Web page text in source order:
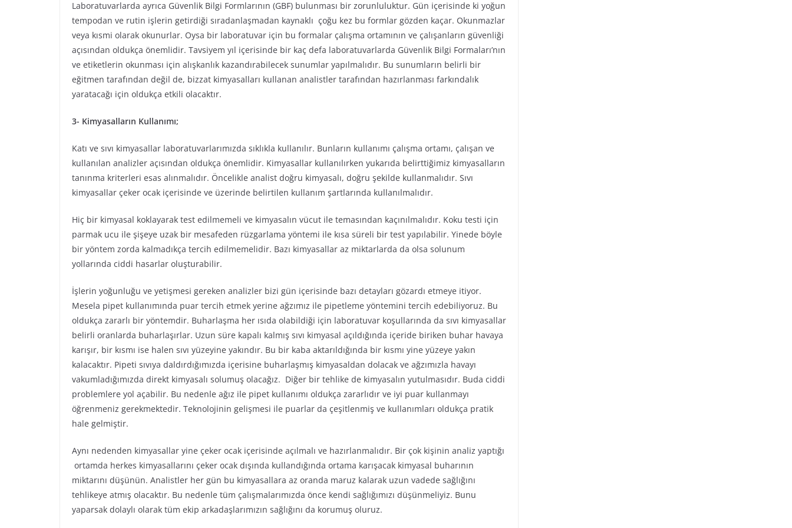
Laboratuvarlarda ayrıca Güvenlik Bilgi Formlarının (GBF) bulunması bir zorunluluktur. Gün içerisinde ki yoğun
tempodan ve rutin işlerin getirdiği sıradanlaşmadan kaynaklı çoğu kez bu formlar gözden kaçar. Okunmazlar
veya kısmi olarak okunurlar. Oysa bir laboratuvar için bu formalar çalışma ortamının ve çalışanların güvenliği
açısından oldukça önemlidir. Tavsiyem yıl içerisinde bir kaç defa laboratuvarlarda Güvenlik Bilgi Formaları’nın
ve etiketlerin okunması için alışkanlık kazandırabilecek sunumlar yapılmalıdır. Bu sunumların belirli bir
eğitmen tarafından değil de, bizzat kimyasalları kullanan analistler tarafından hazırlanması farkındalık
yaratacağı için oldukça etkili olacaktır.
3- Kimyasalların Kullanımı;
Katı ve sıvı kimyasallar laboratuvarlarımızda sıklıkla kullanılır. Bunların kullanımı çalışma ortamı, çalışan ve
kullanılan analizler açısından oldukça önemlidir. Kimyasallar kullanılırken yukarıda belirttiğimiz kimyasalların
tanınma kriterleri esas alınmalıdır. Öncelikle analist doğru kimyasalı, doğru şekilde kullanmalıdır. Sıvı
kimyasallar çeker ocak içerisinde ve üzerinde belirtilen kullanım şartlarında kullanılmalıdır.
Hiç bir kimyasal koklayarak test edilmemeli ve kimyasalın vücut ile temasından kaçınılmalıdır. Koku testi için
parmak ucu ile şişeye uzak bir mesafeden rüzgarlama yöntemi ile kısa süreli bir test yapılabilir. Yinede böyle
bir yöntem zorda kalmadıkça tercih edilmemelidir. Bazı kimyasallar az miktarlarda da olsa solunum
yollarında ciddi hasarlar oluşturabilir.
İşlerin yoğunluğu ve yetişmesi gereken analizler bizi gün içerisinde bazı detayları gözardı etmeye itiyor.
Mesela pipet kullanımında puar tercih etmek yerine ağzımız ile pipetleme yöntemini tercih edebiliyoruz. Bu
oldukça zararlı bir yöntemdir. Buharlaşma her ısıda olabildiği için laboratuvar koşullarında da sıvı kimyasallar
belirli oranlarda buharlaşırlar. Uzun süre kapalı kalmış sıvı kimyasal açıldığında içeride biriken buhar havaya
karışır, bir kısmı ise halen sıvı yüzeyine yakındır. Bu bir kaba aktarıldığında bir kısmı yine yüzeye yakın
kalacaktır. Pipeti sıvıya daldırdığımızda içerisine buharlaşmış kimyasaldan dolacak ve ağzımızla havayı
vakumladığımızda direkt kimyasalı solumuş olacağız. Diğer bir tehlike de kimyasalın yutulmasıdır. Buda ciddi
problemlere yol açabilir. Bu nedenle ağız ile pipet kullanımı oldukça zararlıdır ve iyi puar kullanmayı
öğrenmeniz gerekmektedir. Teknolojinin gelişmesi ile puarlar da çeşitlenmiş ve kullanımları oldukça pratik
hale gelmiştir.
Aynı nedenden kimyasallar yine çeker ocak içerisinde açılmalı ve hazırlanmalıdır. Bir çok kişinin analiz yaptığı
ortamda herkes kimyasallarını çeker ocak dışında kullandığında ortama karışacak kimyasal buharının
miktarını düşünün. Analistler her gün bu kimyasallara az oranda maruz kalarak uzun vadede sağlığını
tehlikeye atmış olacaktır. Bu nedenle tüm çalışmalarımızda önce kendi sağlığımızı düşünmeliyiz. Bunu
yaparsak dolaylı olarak tüm ekip arkadaşlarımızın sağlığını da korumuş oluruz.